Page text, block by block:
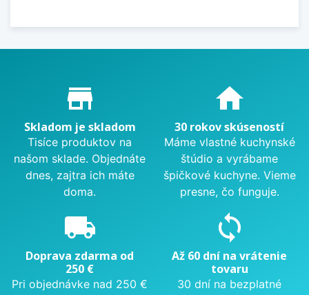
Proč nakupovat u nás?
store_mall_directory
Skladom je skladom
Tisíce produktov na
našom sklade. Objednáte
dnes, zajtra ich máte
doma.
home
30 rokov skúseností
Máme vlastné kuchynské
štúdio a vyrábame
špičkové kuchyne. Vieme
presne, čo funguje.
local_shipping
Doprava zdarma od
250 €
Pri objednávke nad 250 €
sync
Až 60 dní na vrátenie
tovaru
30 dní na bezplatné